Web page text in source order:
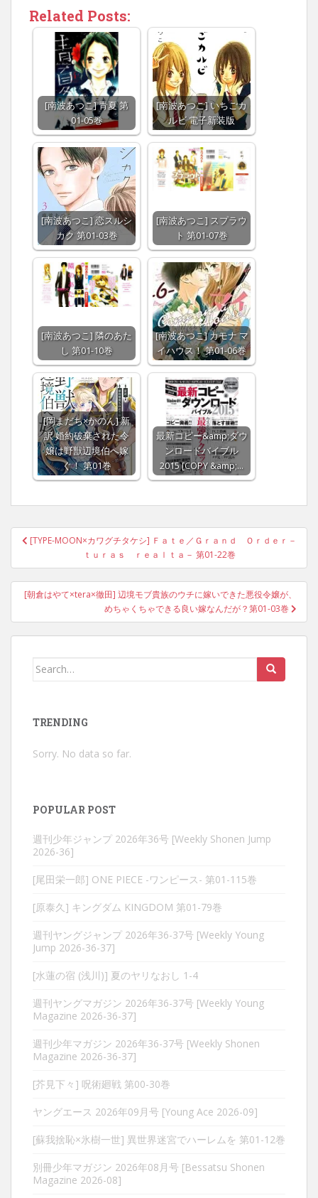
Related Posts:
[南波あつこ] 青夏 第
01-05巻
[南波あつこ] いちごカ
ルビ 電子新装版
[南波あつこ] 恋スルシ
カク 第01-03巻
[南波あつこ] スプラウ
ト 第01-07巻
[南波あつこ] 隣のあた
し 第01-10巻
[南波あつこ] カモナ マ
イハウス！ 第01-06巻
[岡まだち×かのん] 新
訳 婚約破棄された令
嬢は野獣辺境伯へ嫁
ぐ！ 第01巻
最新コピー&amp;ダウ
ンロードバイブル
2015 [COPY &amp;…
Post
navigation
[TYPE-MOON×カワグチタケシ] Ｆａｔｅ／Ｇｒａｎｄ Ｏｒｄｅｒ－
ｔｕｒａｓ ｒｅａｌｔａ－ 第01-22巻
[朝倉はやて×tera×徹田] 辺境モブ貴族のウチに嫁いできた悪役令嬢が、
めちゃくちゃできる良い嫁なんだが？第01-03巻
Search
TRENDING
Sorry. No data so far.
POPULAR POST
週刊少年ジャンプ 2026年36号 [Weekly Shonen Jump
2026-36]
[尾田栄一郎] ONE PIECE -ワンピース- 第01-115巻
[原泰久] キングダム KINGDOM 第01-79巻
週刊ヤングジャンプ 2026年36-37号 [Weekly Young
Jump 2026-36-37]
[水蓮の宿 (浅川)] 夏のヤリなおし 1-4
週刊ヤングマガジン 2026年36-37号 [Weekly Young
Magazine 2026-36-37]
週刊少年マガジン 2026年36-37号 [Weekly Shonen
Magazine 2026-36-37]
[芥見下々] 呪術廻戦 第00-30巻
ヤングエース 2026年09月号 [Young Ace 2026-09]
[蘇我捨恥×氷樹一世] 異世界迷宮でハーレムを 第01-12巻
別冊少年マガジン 2026年08月号 [Bessatsu Shonen
Magazine 2026-08]